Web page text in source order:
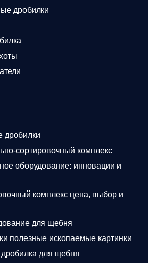
дробилки
дробилки
сортировочный комплекс
оборудование: инновации и
комплекс цена, выбор и
для щебня
полезные ископаемые картинки
для щебня